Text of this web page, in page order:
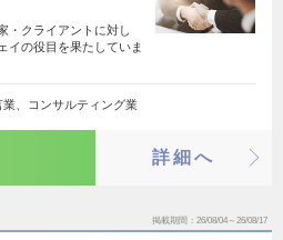
・クライアントに対し
イの役目を果たしていま
、コンサルティング業
詳細へ
掲載期間 26/08/04～26/08/17